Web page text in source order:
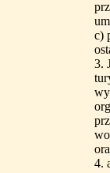
c)
3.
4.